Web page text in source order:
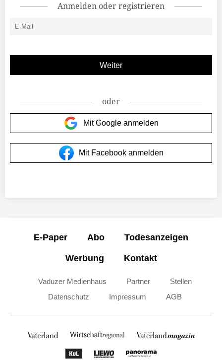
Anmelden oder registrieren
oder
Mit Google anmelden
Mit Facebook anmelden
E-Paper Abo Todesanzeigen
Werbung Kontakt
Vaduzer Medienhaus Partner
Stellen
Datenschutz
Impressum AGB